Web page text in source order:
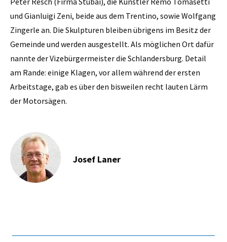
und Gianluigi Zeni, beide aus dem Trentino, sowie Wolfgang
Zingerle an. Die Skulpturen bleiben übrigens im Besitz der
Gemeinde und werden ausgestellt. Als möglichen Ort dafür
nannte der Vizebürgermeister die Schlandersburg. Detail
am Rande: einige Klagen, vor allem während der ersten
Arbeitstage, gab es über den bisweilen recht lauten Lärm
der Motorsägen.
Josef Laner